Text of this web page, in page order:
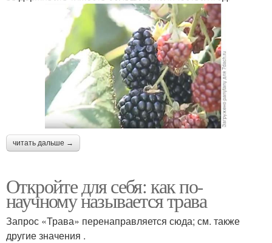
читать дальше →
Откройте для себя: как по-
научному называется трава
Запрос «Трава» перенаправляется сюда; см. также
другие значения .